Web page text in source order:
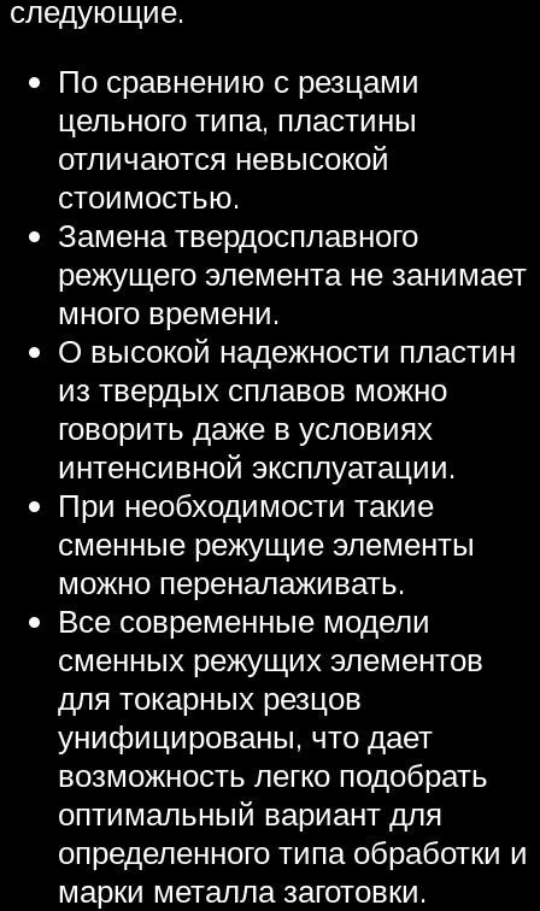
следующие.
По сравнению с резцами
цельного типа, пластины
отличаются невысокой
стоимостью.
Замена твердосплавного
режущего элемента не занимает
много времени.
О высокой надежности пластин
из твердых сплавов можно
говорить даже в условиях
интенсивной эксплуатации.
При необходимости такие
сменные режущие элементы
можно переналаживать.
Все современные модели
сменных режущих элементов
для токарных резцов
унифицированы, что дает
возможность легко подобрать
оптимальный вариант для
определенного типа обработки и
марки металла заготовки.